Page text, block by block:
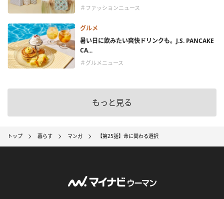
＃ファッションニュース
グルメ
暑い日に飲みたい爽快ドリンクも。J.S. PANCAKE
CA...
＃グルメニュース
もっと見る
トップ 暮らす マンガ 【第25話】命に関わる選択